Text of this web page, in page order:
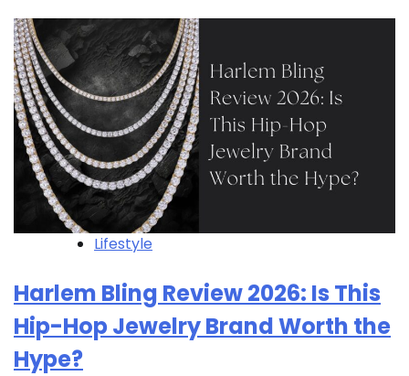
Lifestyle
Harlem Bling Review 2026: Is This
Hip-Hop Jewelry Brand Worth the
Hype?